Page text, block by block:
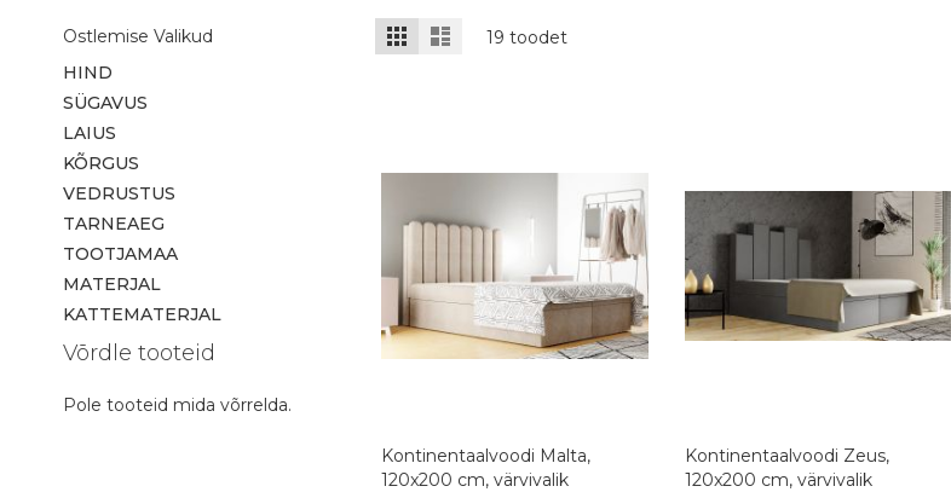
Kuvamisviis
Ruudustik
Nimekiri
19 toodet
Kontinentaalvoodi Malta,
120x200 cm, värvivalik
Kontinentaalvoodi Zeus,
120x200 cm, värvivalik
Ostlemise Valikud
HIND
SÜGAVUS
LAIUS
KÕRGUS
VEDRUSTUS
TARNEAEG
TOOTJAMAA
MATERJAL
KATTEMATERJAL
Võrdle tooteid
Pole tooteid mida võrrelda.